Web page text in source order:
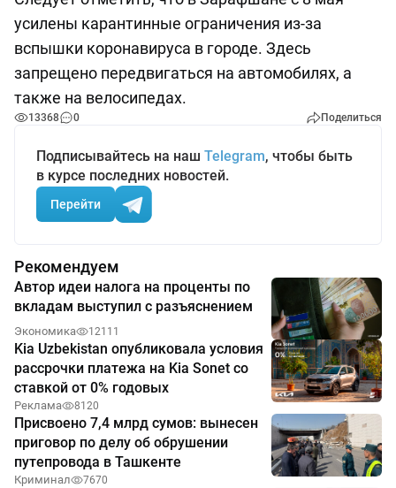
усилены карантинные ограничения из-за
вспышки коронавируса в городе. Здесь
запрещено передвигаться на автомобилях, а
также на велосипедах.
13368 0 Поделиться
Подписывайтесь на наш Telegram, чтобы быть
в курсе последних новостей.
Перейти
Рекомендуем
Автор идеи налога на проценты по
вкладам выступил с разъяснением
Экономика 12111
Kia Uzbekistan опубликовала условия
рассрочки платежа на Kia Sonet со
ставкой от 0% годовых
Реклама 8120
Присвоено 7,4 млрд сумов: вынесен
приговор по делу об обрушении
путепровода в Ташкенте
Криминал 7670